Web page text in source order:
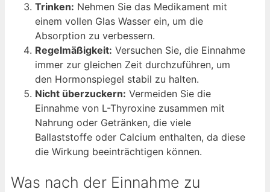
Trinken: Nehmen Sie das Medikament mit
einem vollen Glas Wasser ein, um die
Absorption zu verbessern.
Regelmäßigkeit: Versuchen Sie, die Einnahme
immer zur gleichen Zeit durchzuführen, um
den Hormonspiegel stabil zu halten.
Nicht überzuckern: Vermeiden Sie die
Einnahme von L-Thyroxine zusammen mit
Nahrung oder Getränken, die viele
Ballaststoffe oder Calcium enthalten, da diese
die Wirkung beeinträchtigen können.
Was nach der Einnahme zu